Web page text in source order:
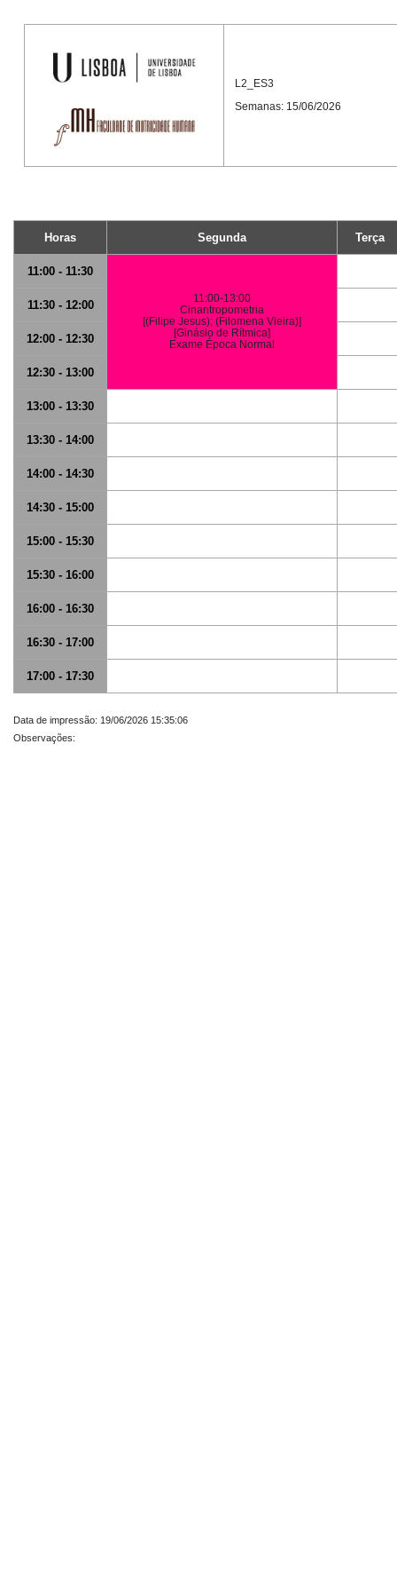
L2_ES3
Semanas: 15/06/2026
Horas Segunda Terça
11:00 - 11:30
11:00-13:00
Cinantropometria
[(Filipe Jesus); (Filomena Vieira)]
[Ginásio de Rítmica]
Exame Época Normal
11:30 - 12:00
12:00 - 12:30
12:30 - 13:00
13:00 - 13:30
13:30 - 14:00
14:00 - 14:30
14:30 - 15:00
15:00 - 15:30
15:30 - 16:00
16:00 - 16:30
16:30 - 17:00
17:00 - 17:30
Data de impressão: 19/06/2026 15:35:06
Observações: